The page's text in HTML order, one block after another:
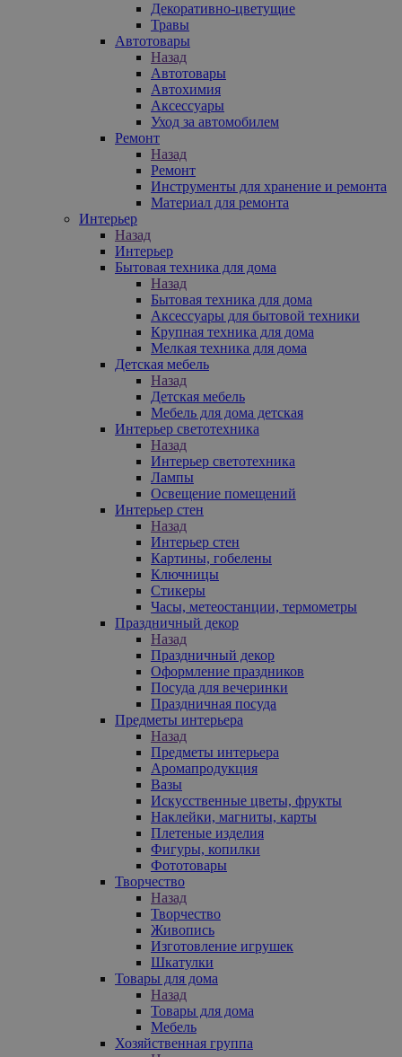
Декоративно-цветущие
Травы
Автотовары
Назад
Автотовары
Автохимия
Аксессуары
Уход за автомобилем
Ремонт
Назад
Ремонт
Инструменты для хранение и ремонта
Материал для ремонта
Интерьер
Назад
Интерьер
Бытовая техника для дома
Назад
Бытовая техника для дома
Аксессуары для бытовой техники
Крупная техника для дома
Мелкая техника для дома
Детская мебель
Назад
Детская мебель
Мебель для дома детская
Интерьер светотехника
Назад
Интерьер светотехника
Лампы
Освещение помещений
Интерьер стен
Назад
Интерьер стен
Картины, гобелены
Ключницы
Стикеры
Часы, метеостанции, термометры
Праздничный декор
Назад
Праздничный декор
Оформление праздников
Посуда для вечеринки
Праздничная посуда
Предметы интерьера
Назад
Предметы интерьера
Аромапродукция
Вазы
Искусственные цветы, фрукты
Наклейки, магниты, карты
Плетеные изделия
Фигуры, копилки
Фототовары
Творчество
Назад
Творчество
Живопись
Изготовление игрушек
Шкатулки
Товары для дома
Назад
Товары для дома
Мебель
Хозяйственная группа